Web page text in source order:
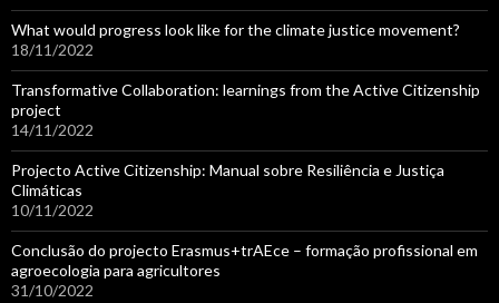
What would progress look like for the climate justice movement?
18/11/2022
Transformative Collaboration: learnings from the Active Citizenship
project
14/11/2022
Projecto Active Citizenship: Manual sobre Resiliência e Justiça
Climáticas
10/11/2022
Conclusão do projecto Erasmus+trAEce – formação profissional em
agroecologia para agricultores
31/10/2022